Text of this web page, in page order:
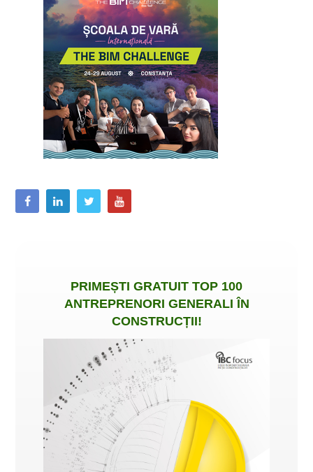
PRIMEȘTI GRATUIT TOP 100
ANTREPRENORI GENERALI ÎN
CONSTRUCȚII!